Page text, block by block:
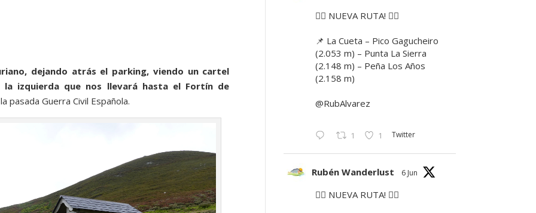
dejando atrás el parking, viendo un cartel
izquierda que nos llevará hasta el Fortín de
pasada Guerra Civil Española.
🚶‍♂️ NUEVA RUTA! 🚶‍♀️
📌 La Cueta – Pico Gagucheiro
(2.053 m) – Punta La Sierra
(2.148 m) – Peña Los Años
(2.158 m)
@RubAlvarez
1 1 Twitter
Rubén Wanderlust 6 Jun
🚶‍♂️ NUEVA RUTA! 🚶‍♀️